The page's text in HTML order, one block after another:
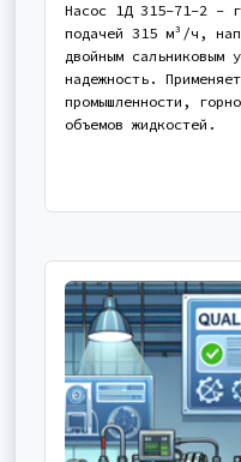
Насос 1Д 315-71-2 -
подачей 315 м³/ч,
двойным сальниковым
надежность.
промышленности,
объемов жидкостей.